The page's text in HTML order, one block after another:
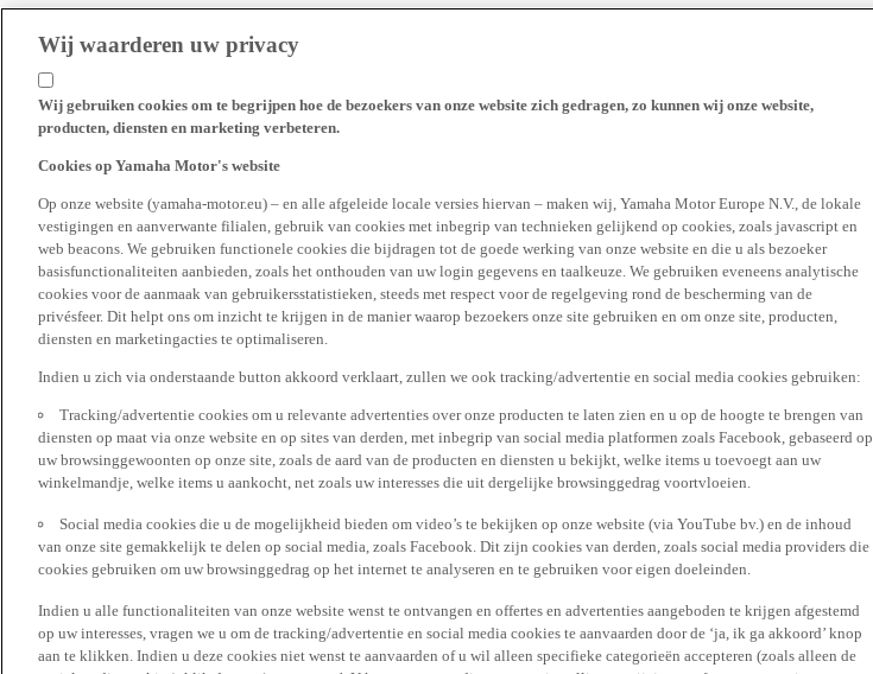
Wij waarderen uw privacy
Wij gebruiken cookies om te begrijpen hoe de bezoekers van onze website zich gedragen, zo kunnen wij onze website,
producten, diensten en marketing verbeteren.
Cookies op Yamaha Motor's website
Op onze website (yamaha-motor.eu) – en alle afgeleide locale versies hiervan – maken wij, Yamaha Motor Europe N.V., de lokale
vestigingen en aanverwante filialen, gebruik van cookies met inbegrip van technieken gelijkend op cookies, zoals javascript en
web beacons. We gebruiken functionele cookies die bijdragen tot de goede werking van onze website en die u als bezoeker
basisfunctionaliteiten aanbieden, zoals het onthouden van uw login gegevens en taalkeuze. We gebruiken eveneens analytische
cookies voor de aanmaak van gebruikersstatistieken, steeds met respect voor de regelgeving rond de bescherming van de
privésfeer. Dit helpt ons om inzicht te krijgen in de manier waarop bezoekers onze site gebruiken en om onze site, producten,
diensten en marketingacties te optimaliseren.
Indien u zich via onderstaande button akkoord verklaart, zullen we ook tracking/advertentie en social media cookies gebruiken:
Tracking/advertentie cookies om u relevante advertenties over onze producten te laten zien en u op de hoogte te brengen van
diensten op maat via onze website en op sites van derden, met inbegrip van social media platformen zoals Facebook, gebaseerd op
uw browsinggewoonten op onze site, zoals de aard van de producten en diensten u bekijkt, welke items u toevoegt aan uw
winkelmandje, welke items u aankocht, net zoals uw interesses die uit dergelijke browsinggedrag voortvloeien.
Social media cookies die u de mogelijkheid bieden om video’s te bekijken op onze website (via YouTube bv.) en de inhoud
van onze site gemakkelijk te delen op social media, zoals Facebook. Dit zijn cookies van derden, zoals social media providers die
cookies gebruiken om uw browsinggedrag op het internet te analyseren en te gebruiken voor eigen doeleinden.
Indien u alle functionaliteiten van onze website wenst te ontvangen en offertes en advertenties aangeboden te krijgen afgestemd
op uw interesses, vragen we u om de tracking/advertentie en social media cookies te aanvaarden door de ‘ja, ik ga akkoord’ knop
aan te klikken. Indien u deze cookies niet wenst te aanvaarden of u wil alleen specifieke categorieën accepteren (zoals alleen de